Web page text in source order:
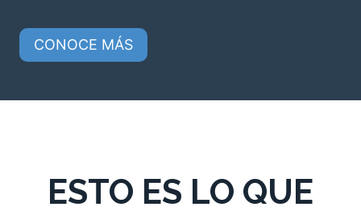
CONOCE MÁS
ESTO ES LO QUE